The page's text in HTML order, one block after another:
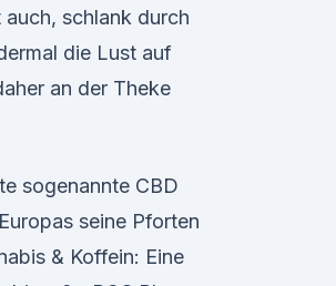
schlank durch
die Lust auf
an der Theke
sogenannte CBD
seine Pforten
& Koffein: Eine